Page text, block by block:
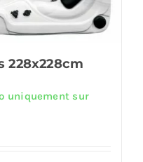
228x228cm
uniquement sur